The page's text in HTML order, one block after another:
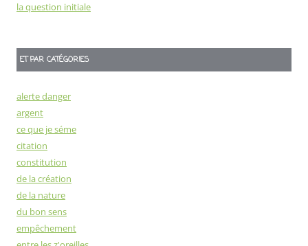
la question initiale
ET PAR CATÉGORIES
alerte danger
argent
ce que je séme
citation
constitution
de la création
de la nature
du bon sens
empêchement